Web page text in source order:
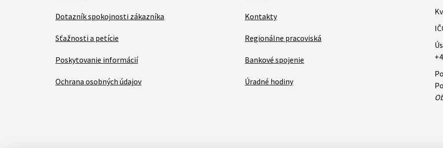
Dotazník spokojnosti zákazníka
Sťažnosti a petície
Poskytovanie informácií
Ochrana osobných údajov
Kontakty
Regionálne pracoviská
Bankové spojenie
Úradné hodiny